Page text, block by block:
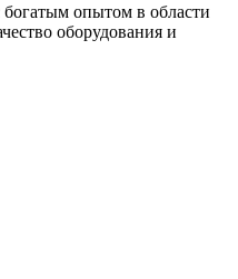
опытом в области
оборудования и